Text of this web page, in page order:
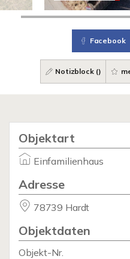
Facebook
Notizblock ()
Objektart
Einfamilienhaus
Adresse
78739 Hardt
Objektdaten
Objekt-Nr.